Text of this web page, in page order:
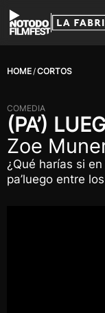
HOME CORTOS
COMEDIA
(PA’)
Zoe
¿Qué harías si
pa’luego entre